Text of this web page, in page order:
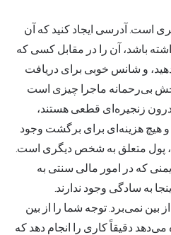
است. آدرسی ایجاد کنید که آن
باشد، آن را در مقابل کسی که
دهید، و شانس خوبی برای دریافت
بی‌رحمانه ماجرا چیزی است
درون زنجیره‌ای قطعی هستند،
و هیچ هزینه‌ای برای برگشت وجود
پول متعلق به شخص دیگری است.
که در امور مالی سنتی به
به سادگی وجود ندارند.
نمی‌برد. توجه شما را از بین
دقیقاً کاری را انجام دهد که